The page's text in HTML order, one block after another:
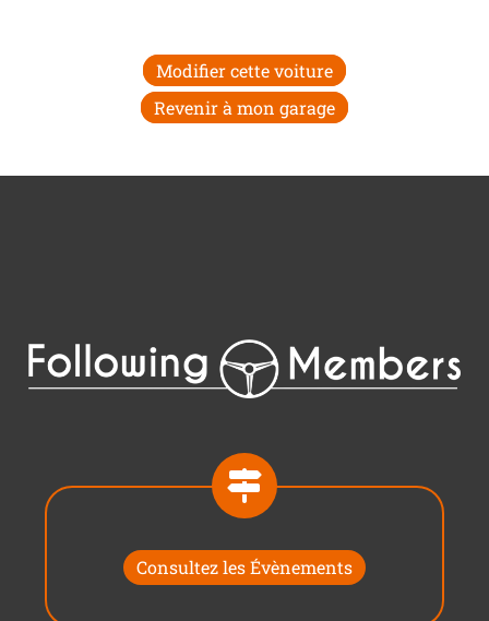
Modifier cette voiture
Revenir à mon garage
Consultez les Évènements